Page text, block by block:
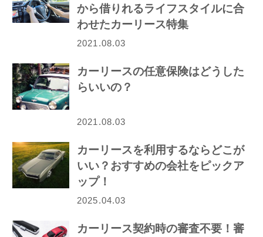
から借りれるライフスタイルに合
わせたカーリース特集
2021.08.03
カーリースの任意保険はどうした
らいいの？
2021.08.03
カーリースを利用するならどこが
いい？おすすめの会社をピックア
ップ！
2025.04.03
カーリース契約時の審査不要！審